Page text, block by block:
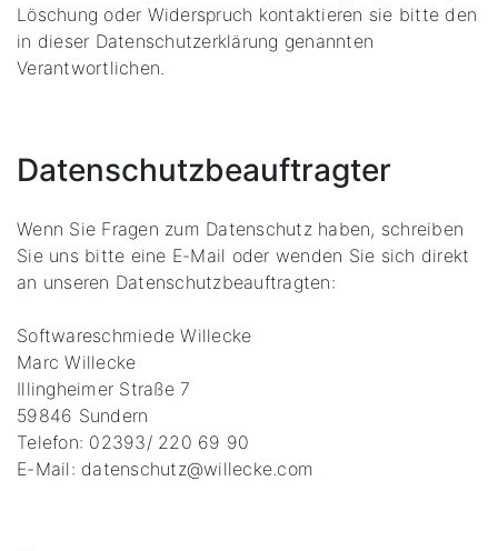
Löschung oder Widerspruch kontaktieren sie bitte den
in dieser Datenschutzerklärung genannten
Verantwortlichen.
Datenschutzbeauftragter
Wenn Sie Fragen zum Datenschutz haben, schreiben
Sie uns bitte eine E-Mail oder wenden Sie sich direkt
an unseren Datenschutzbeauftragten:
Softwareschmiede Willecke
Marc Willecke
Illingheimer Straße 7
59846 Sundern
Telefon: 02393/ 220 69 90
E-Mail: datenschutz@willecke.com